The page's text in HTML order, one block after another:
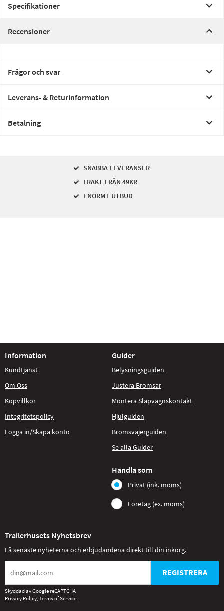
Specifikationer
Recensioner
Frågor och svar
Leverans- & Returinformation
Betalning
SNABBA LEVERANSER
FRAKT FRÅN 49KR
ENORMT UTBUD
Information
Kundtjänst
Om Oss
Köpvillkor
Integritetspolicy
Logga in/Skapa konto
Guider
Belysningsguiden
Justera Bromsar
Montera Släpvagnskontakt
Hjulguiden
Bromsvajerguiden
Se alla Guider
Handla som
Privat (ink. moms)
Företag (ex. moms)
Trailerhusets Nyhetsbrev
Få senaste nyheterna och erbjudandena direkt till din inkorg.
REGISTRERA
Skyddad av Google reCAPTCHA
Privacy Policy Terms of Service